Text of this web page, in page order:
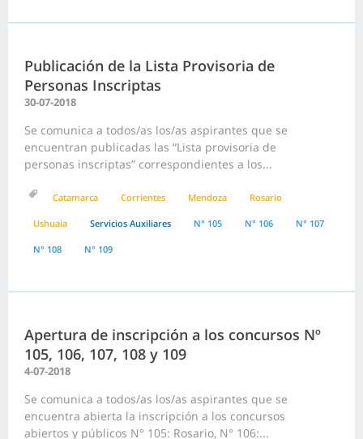
Publicación de la Lista Provisoria de
Personas Inscriptas
30-07-2018
Se comunica a todos/as los/as aspirantes que se
encuentran publicadas las “Lista provisoria de
personas inscriptas” correspondientes a los...
Catamarca Corrientes Mendoza Rosario
Ushuaia Servicios Auxiliares N° 105 N° 106 N° 107
N° 108 N° 109
Apertura de inscripción a los concursos Nº
105, 106, 107, 108 y 109
4-07-2018
Se comunica a todos/as los/as aspirantes que se
encuentra abierta la inscripción a los concursos
abiertos y públicos N° 105: Rosario, N° 106:...